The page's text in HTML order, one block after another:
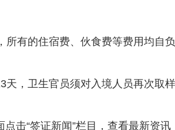
有的住宿费、伙食费等费用均自负
，卫生官员须对入境人员再次取
击“签证新闻”栏目，查看最新资讯